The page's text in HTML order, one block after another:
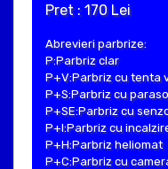
Pret : 170 Lei
Abrevieri parbrize:
P:Parbriz clar
P+V:Parbriz cu tenta
P+S:Parbriz cu
P+SE:Parbriz cu
P+I:Parbriz cu
P+H:Parbriz heliomat
P+C:Parbriz cu